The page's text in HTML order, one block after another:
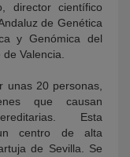
director científico
de Genética
y Genómica del
Valencia.
unas 20 personas,
que causan
Esta
centro de alta
de Sevilla. Se